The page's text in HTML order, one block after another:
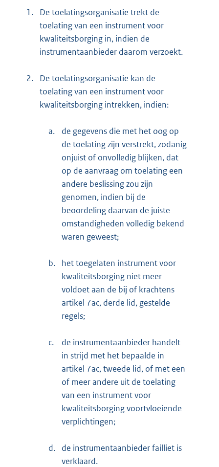
1.
De toelatingsorganisatie trekt de
toelating van een instrument voor
kwaliteitsborging in, indien de
instrumentaanbieder daarom verzoekt.
2.
De toelatingsorganisatie kan de
toelating van een instrument voor
kwaliteitsborging intrekken, indien:
a.
de gegevens die met het oog op
de toelating zijn verstrekt, zodanig
onjuist of onvolledig blijken, dat
op de aanvraag om toelating een
andere beslissing zou zijn
genomen, indien bij de
beoordeling daarvan de juiste
omstandigheden volledig bekend
waren geweest;
b.
het toegelaten instrument voor
kwaliteitsborging niet meer
voldoet aan de bij of krachtens
artikel 7ac, derde lid, gestelde
regels;
c.
de instrumentaanbieder handelt
in strijd met het bepaalde in
artikel 7ac, tweede lid, of met een
of meer andere uit de toelating
van een instrument voor
kwaliteitsborging voortvloeiende
verplichtingen;
d.
de instrumentaanbieder failliet is
verklaard.